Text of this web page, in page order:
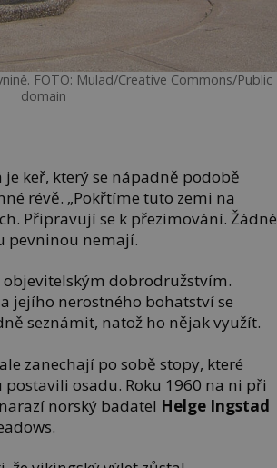
FOTO: Mulad/Creative Commons/Public
domain
keř, který se nápadně podobě
révě. „Pokřtíme tuto zemi na
Připravují se k přezimování. Žádné
pevninou nemají.
objevitelským dobrodružstvím.
jejího nerostného bohatství se
seznámit, natož ho nějak využít.
zanechají po sobě stopy, které
osadu. Roku 1960 na ni při
norský badatel Helge Ingstad